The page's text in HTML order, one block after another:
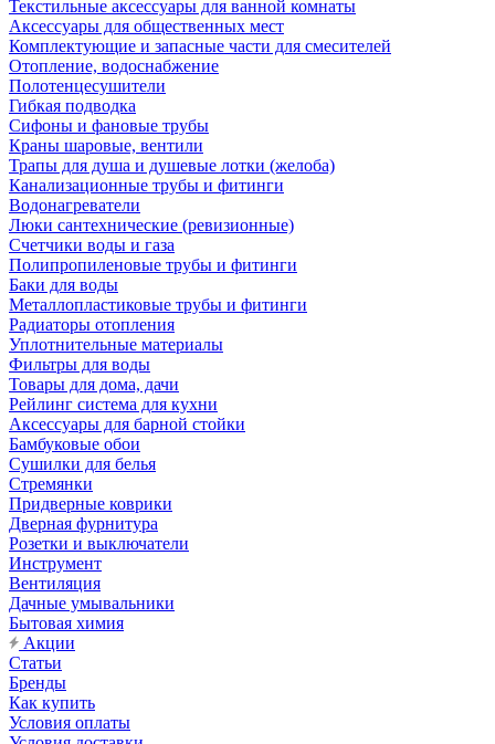
Текстильные аксессуары для ванной комнаты
Аксессуары для общественных мест
Комплектующие и запасные части для смесителей
Отопление, водоснабжение
Полотенцесушители
Гибкая подводка
Сифоны и фановые трубы
Краны шаровые, вентили
Трапы для душа и душевые лотки (желоба)
Канализационные трубы и фитинги
Водонагреватели
Люки сантехнические (ревизионные)
Счетчики воды и газа
Полипропиленовые трубы и фитинги
Баки для воды
Металлопластиковые трубы и фитинги
Радиаторы отопления
Уплотнительные материалы
Фильтры для воды
Товары для дома, дачи
Рейлинг система для кухни
Аксессуары для барной стойки
Бамбуковые обои
Сушилки для белья
Стремянки
Придверные коврики
Дверная фурнитура
Розетки и выключатели
Инструмент
Вентиляция
Дачные умывальники
Бытовая химия
Акции
Статьи
Бренды
Как купить
Условия оплаты